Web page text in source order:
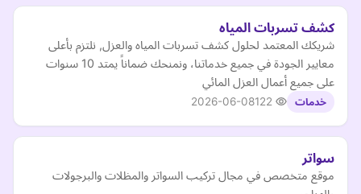
كشف تسربات المياه
شريكك المعتمد لحلول كشف تسربات المياه والعزل, نلتزم بأعلى
معايير الجودة في جميع خدماتنا، ونمنحك ضماناً يمتد 10 سنوات
على جميع أعمال العزل المائي
خدمات 2026-06-08
سواتر
موقع متخصص في مجال تركيب السواتر والمظلات والبرجولات